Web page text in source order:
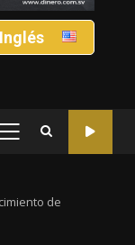
PRIMARY
de